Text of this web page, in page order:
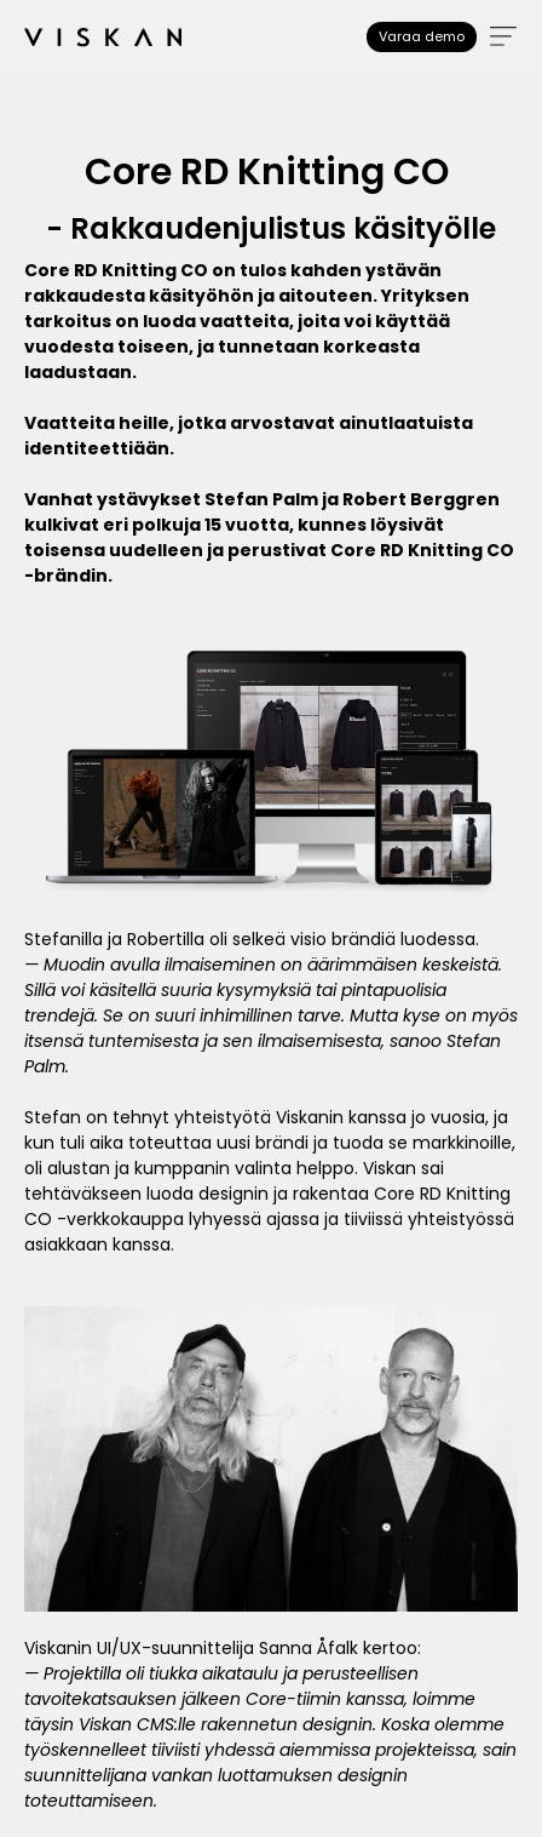
Varaa demo
Core RD Knitting CO
- Rakkaudenjulistus käsityölle
Core RD Knitting CO on tulos kahden ystävän
rakkaudesta käsityöhön ja aitouteen. Yrityksen
tarkoitus on luoda vaatteita, joita voi käyttää
vuodesta toiseen, ja tunnetaan korkeasta
laadustaan.
Vaatteita heille, jotka arvostavat ainutlaatuista
identiteettiään.
Vanhat ystävykset Stefan Palm ja Robert Berggren
kulkivat eri polkuja 15 vuotta, kunnes löysivät
toisensa uudelleen ja perustivat Core RD Knitting CO
-brändin.
Stefanilla ja Robertilla oli selkeä visio brändiä luodessa.
— Muodin avulla ilmaiseminen on äärimmäisen keskeistä.
Sillä voi käsitellä suuria kysymyksiä tai pintapuolisia
trendejä. Se on suuri inhimillinen tarve. Mutta kyse on myös
itsensä tuntemisesta ja sen ilmaisemisesta, sanoo Stefan
Palm.
Stefan on tehnyt yhteistyötä Viskanin kanssa jo vuosia, ja
kun tuli aika toteuttaa uusi brändi ja tuoda se markkinoille,
oli alustan ja kumppanin valinta helppo. Viskan sai
tehtäväkseen luoda designin ja rakentaa Core RD Knitting
CO -verkkokauppa lyhyessä ajassa ja tiiviissä yhteistyössä
asiakkaan kanssa.
Viskanin UI/UX-suunnittelija Sanna Åfalk kertoo:
— Projektilla oli tiukka aikataulu ja perusteellisen
tavoitekatsauksen jälkeen Core-tiimin kanssa, loimme
täysin Viskan CMS:lle rakennetun designin. Koska olemme
työskennelleet tiiviisti yhdessä aiemmissa projekteissa, sain
suunnittelijana vankan luottamuksen designin
toteuttamiseen.